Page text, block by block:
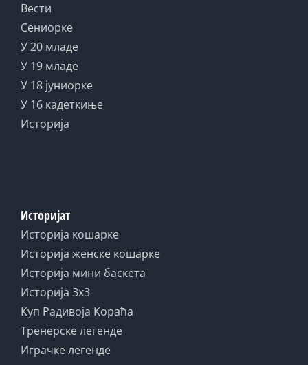
Вести
Сениорке
У 20 младе
У 19 младе
У 18 јуниорке
У 16 кадеткиње
Историја
Историјат
Историја кошарке
Историја женске кошарке
Историја мини баскета
Историја 3x3
Куп Радивоја Кораћа
Тренерске легенде
Играчке легенде